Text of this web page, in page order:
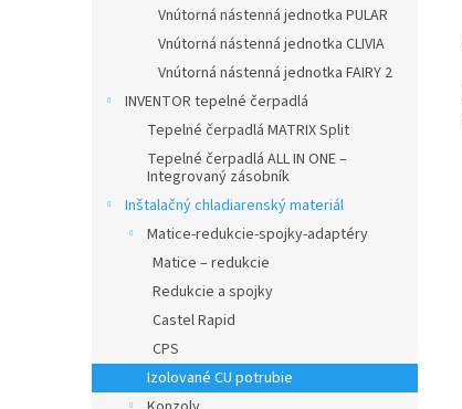
Vnútorná nástenná jednotka PULAR
Vnútorná nástenná jednotka CLIVIA
Vnútorná nástenná jednotka FAIRY 2
INVENTOR tepelné čerpadlá
Tepelné čerpadlá MATRIX Split
Tepelné čerpadlá ALL IN ONE –
Integrovaný zásobník
Inštalačný chladiarenský materiál
Matice-redukcie-spojky-adaptéry
Matice – redukcie
Redukcie a spojky
Castel Rapid
CPS
Izolované CU potrubie